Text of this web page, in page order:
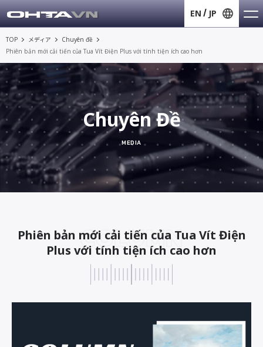
EN JP
TOP メディア
Chuyên đề
Phiên bản mới cải tiến của Tua Vít Điện Plus với tính tiện ích cao hơn
Chuyên Đề
MEDIA
COLUMN
Phiên bản mới cải tiến của Tua Vít Điện
Plus với tính tiện ích cao hơn